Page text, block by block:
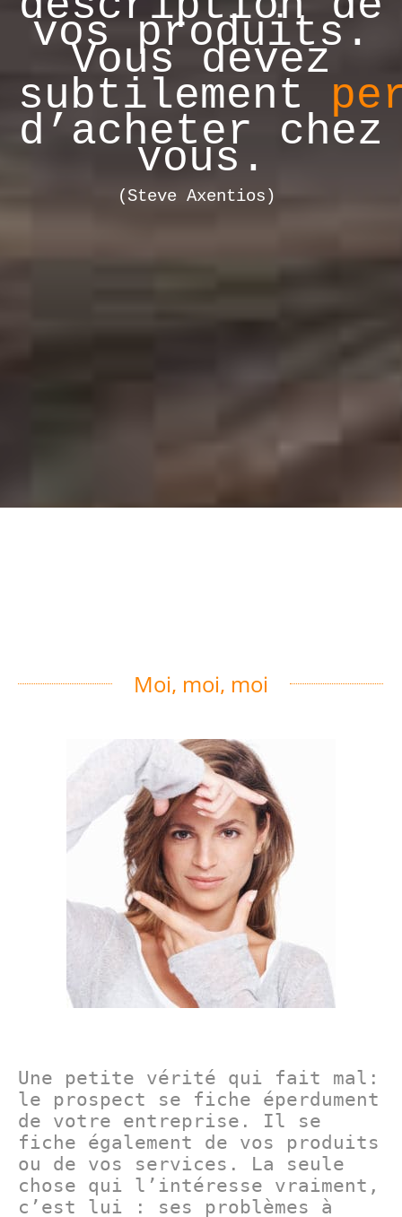
vos produits.
Vous devez
subtilement
d’acheter chez
vous.
(Steve Axentios)
Moi, moi, moi
Une petite vérité qui fait mal:
le prospect se fiche éperdument
de votre entreprise. Il se
fiche également de vos produits
ou de vos services. La seule
chose qui l’intéresse vraiment,
c’est lui : ses problèmes à